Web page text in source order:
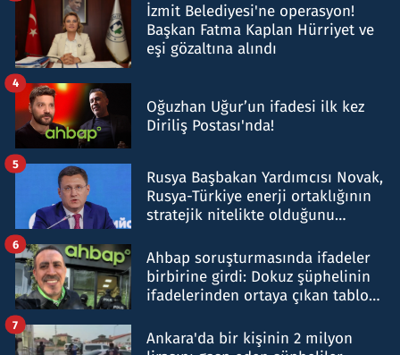
İzmit Belediyesi'ne operasyon!
Başkan Fatma Kaplan Hürriyet ve
eşi gözaltına alındı
Oğuzhan Uğur’un ifadesi ilk kez
Diriliş Postası'nda!
4
Rusya Başbakan Yardımcısı Novak,
Rusya-Türkiye enerji ortaklığının
stratejik nitelikte olduğunu
5
Ahbap soruşturmasında ifadeler
birbirine girdi: Dokuz şüphelinin
ifadelerinden ortaya çıkan tablo
6
Ankara'da bir kişinin 2 milyon
7